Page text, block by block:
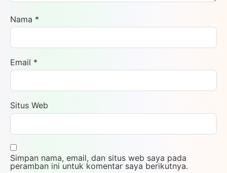
Nama *
Email *
Situs Web
Simpan nama, email, dan situs web saya pada
peramban ini untuk komentar saya berikutnya.